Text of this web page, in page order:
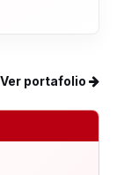
Ver portafolio